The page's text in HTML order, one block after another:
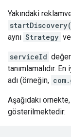
Yakındaki
aynı Strategy ve
serviceId
tanımlamalıdır.
adı (örneğin,
Aşağıdaki örnekte,
gösterilmektedir: